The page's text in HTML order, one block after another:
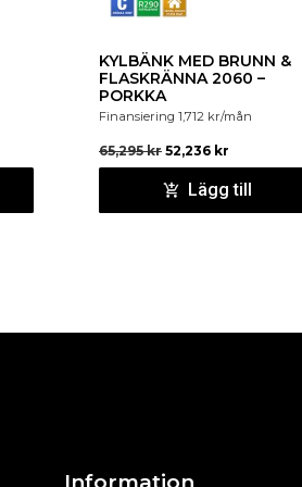
KYLBÄNK MED BRUNN &
FLASKRÄNNA 2060 –
PORKKA
Finansiering 1,712 kr/mån
65,295kr 52,236 kr
Lägg till